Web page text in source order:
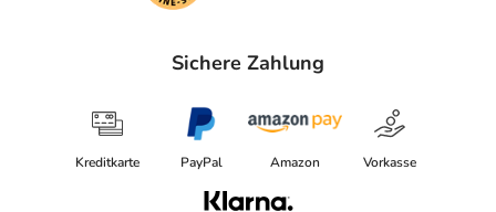
Sichere Zahlung
Kreditkarte PayPal Amazon Vorkasse